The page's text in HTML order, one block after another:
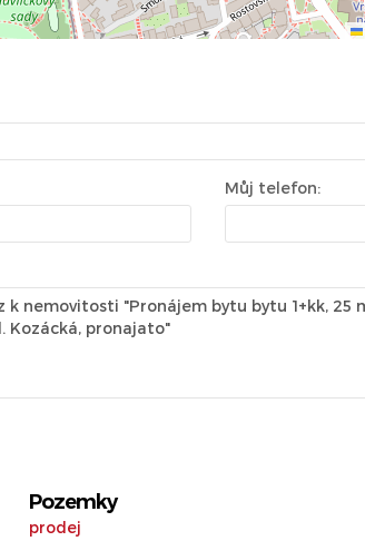
Můj telefon:
Pozemky
prodej